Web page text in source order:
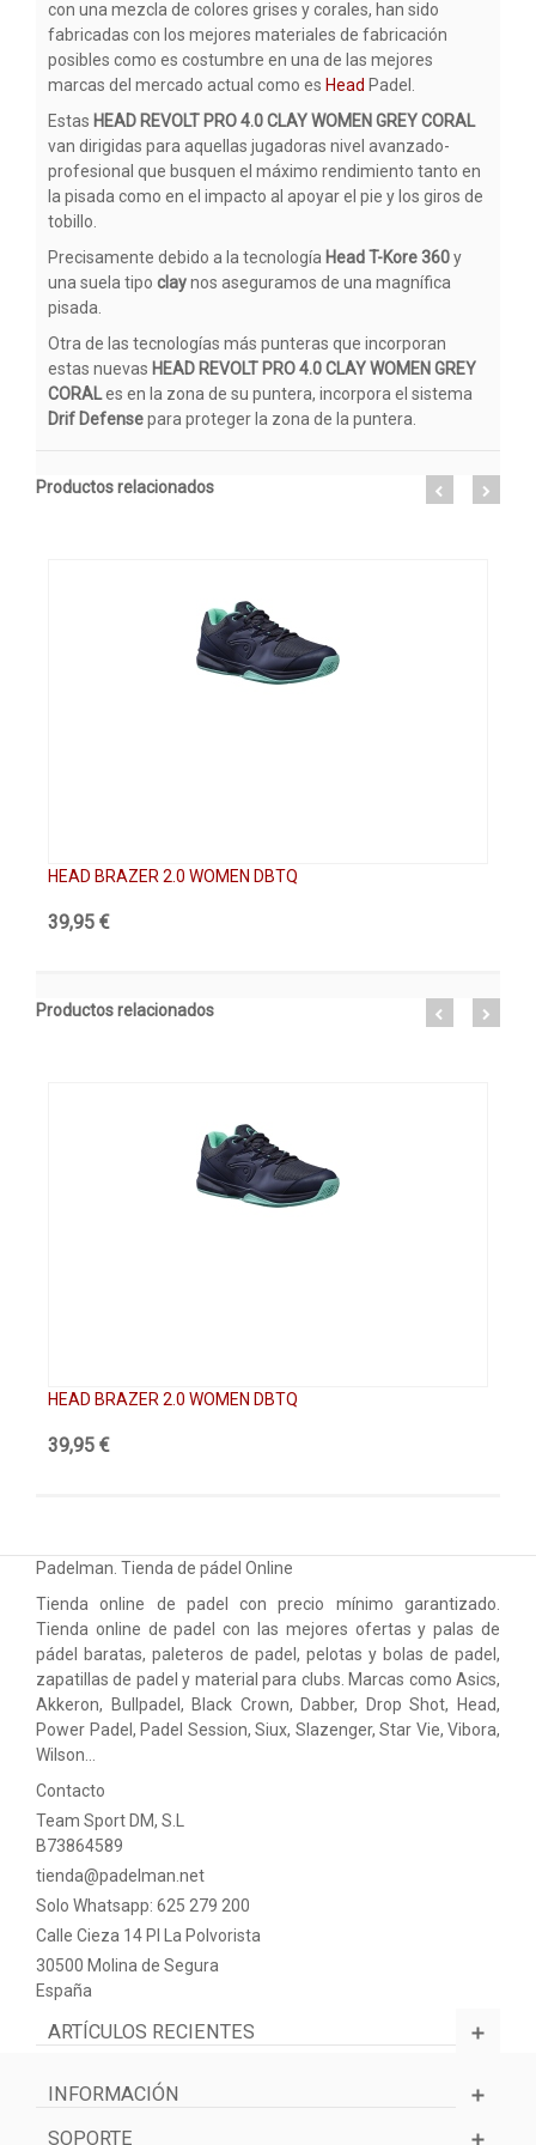
con una mezcla de colores grises y corales, han sido
fabricadas con los mejores materiales de fabricación
posibles como es costumbre en una de las mejores
marcas del mercado actual como es Head Padel.
Estas HEAD REVOLT PRO 4.0 CLAY WOMEN GREY CORAL
van dirigidas para aquellas jugadoras nivel avanzado-
profesional que busquen el máximo rendimiento tanto en
la pisada como en el impacto al apoyar el pie y los giros de
tobillo.
Precisamente debido a la tecnología Head T-Kore 360y
una suela tipo claynos aseguramos de una magnífica
pisada.
Otra de las tecnologías más punteras que incorporan
estas nuevas HEAD REVOLT PRO 4.0 CLAY WOMEN GREY
CORALes en la zona de su puntera, incorpora el sistema
Drif Defensepara proteger la zona de la puntera.
Productos relacionados
HEAD BRAZER 2.0 WOMEN DBTQ
39,95 €
Productos relacionados
HEAD BRAZER 2.0 WOMEN DBTQ
39,95 €
Padelman. Tienda de pádel Online
Tienda online de padel con precio mínimo garantizado.
Tienda online de padel con las mejores ofertas y palas de
pádel baratas, paleteros de padel, pelotas y bolas de padel,
zapatillas de padel y material para clubs. Marcas como Asics,
Akkeron, Bullpadel, Black Crown, Dabber, Drop Shot, Head,
Power Padel, Padel Session, Siux, Slazenger, Star Vie, Vibora,
Wilson…
Contacto
Team Sport DM, S.L
B73864589
tienda@padelman.net
Solo Whatsapp: 625 279 200
Calle Cieza 14 PI La Polvorista
30500 Molina de Segura
España
ARTÍCULOS RECIENTES
INFORMACIÓN
SOPORTE